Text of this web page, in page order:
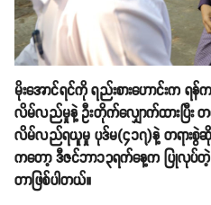
မိုးအောင်ရင်ကို ရည်းစားဟောင်းက ရန်
လိမ်လည်မှုနဲ့ ဦးတိုက်လျှောက်ထားပြီး တ
လိမ်လည်ရယူမှု ပုဒ်မ(၄၁၇)နဲ့ တရားစွဲဆို
ကတော့ ဒီဇင်ဘာ၁၃ရက်နေ့က ပြုလုပ်တဲ့ ရုံ
တာဖြစ်ပါတယ်။